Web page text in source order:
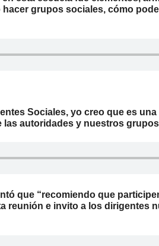
grupos sociales, cómo
Sociales, yo creo que es
autoridades y nuestros
que “recomiendo que
reunión e invito a los dirigentes